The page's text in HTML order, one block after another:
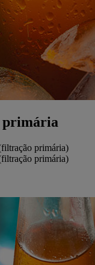
primária
primária)
primária)